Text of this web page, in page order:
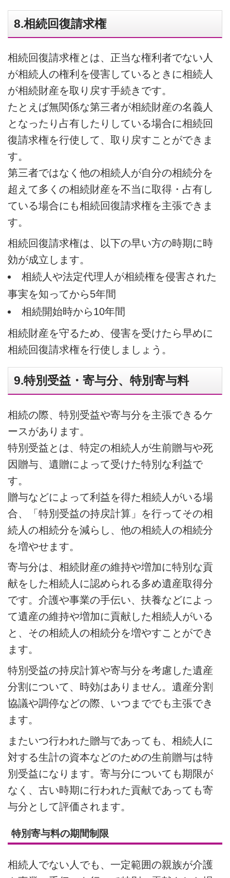
8.相続回復請求権
相続回復請求権とは、正当な権利者でない人
が相続人の権利を侵害しているときに相続人
が相続財産を取り戻す手続きです。
たとえば無関係な第三者が相続財産の名義人
となったり占有したりしている場合に相続回
復請求権を行使して、取り戻すことができま
す。
第三者ではなく他の相続人が自分の相続分を
超えて多くの相続財産を不当に取得・占有し
ている場合にも相続回復請求権を主張できま
す。
相続回復請求権は、以下の早い方の時期に時
効が成立します。
相続人や法定代理人が相続権を侵害された
事実を知ってから5年間
相続開始時から10年間
相続財産を守るため、侵害を受けたら早めに
相続回復請求権を行使しましょう。
9.特別受益・寄与分、特別寄与料
相続の際、特別受益や寄与分を主張できるケ
ースがあります。
特別受益とは、特定の相続人が生前贈与や死
因贈与、遺贈によって受けた特別な利益で
す。
贈与などによって利益を得た相続人がいる場
合、「特別受益の持戻計算」を行ってその相
続人の相続分を減らし、他の相続人の相続分
を増やせます。
寄与分は、相続財産の維持や増加に特別な貢
献をした相続人に認められる多め遺産取得分
です。介護や事業の手伝い、扶養などによっ
て遺産の維持や増加に貢献した相続人がいる
と、その相続人の相続分を増やすことができ
ます。
特別受益の持戻計算や寄与分を考慮した遺産
分割について、時効はありません。遺産分割
協議や調停などの際、いつまででも主張でき
ます。
またいつ行われた贈与であっても、相続人に
対する生計の資本などのための生前贈与は特
別受益になります。寄与分についても期限が
なく、古い時期に行われた貢献であっても寄
与分として評価されます。
特別寄与料の期間制限
相続人でない人でも、一定範囲の親族が介護